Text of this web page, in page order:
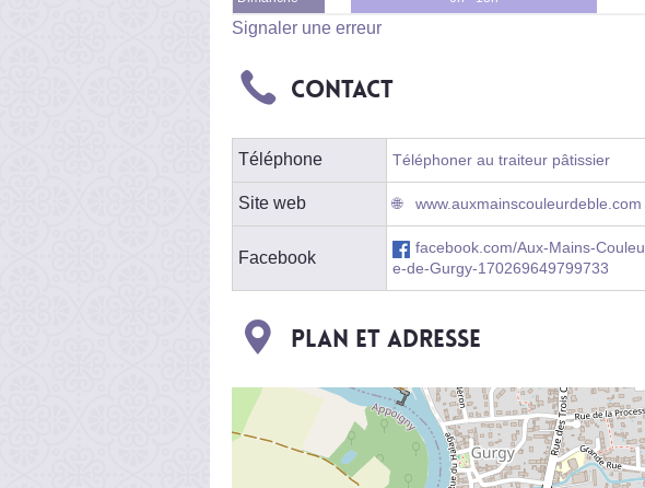
Signaler une erreur
Contact
Téléphone Téléphoner au traiteur pâtissier
Site web www.auxmainscouleurdeble.com
Facebook
facebook.com/Aux-Mains-
e-de-Gurgy-170269649799733
Plan et adresse